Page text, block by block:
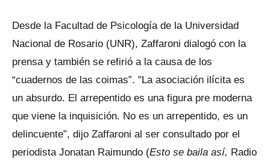
Desde la Facultad de Psicología de la Universidad
Nacional de Rosario (UNR), Zaffaroni dialogó con la
prensa y también se refirió a la causa de los
“cuadernos de las coimas”. "La asociación ilícita es
un absurdo. El arrepentido es una figura pre moderna
que viene la inquisición. No es un arrepentido, es un
delincuente”, dijo Zaffaroni al ser consultado por el
periodista Jonatan Raimundo (Esto se baila así, Radio